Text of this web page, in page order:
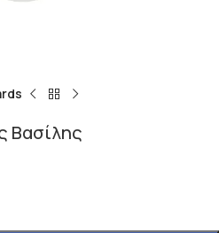
Βασίλης